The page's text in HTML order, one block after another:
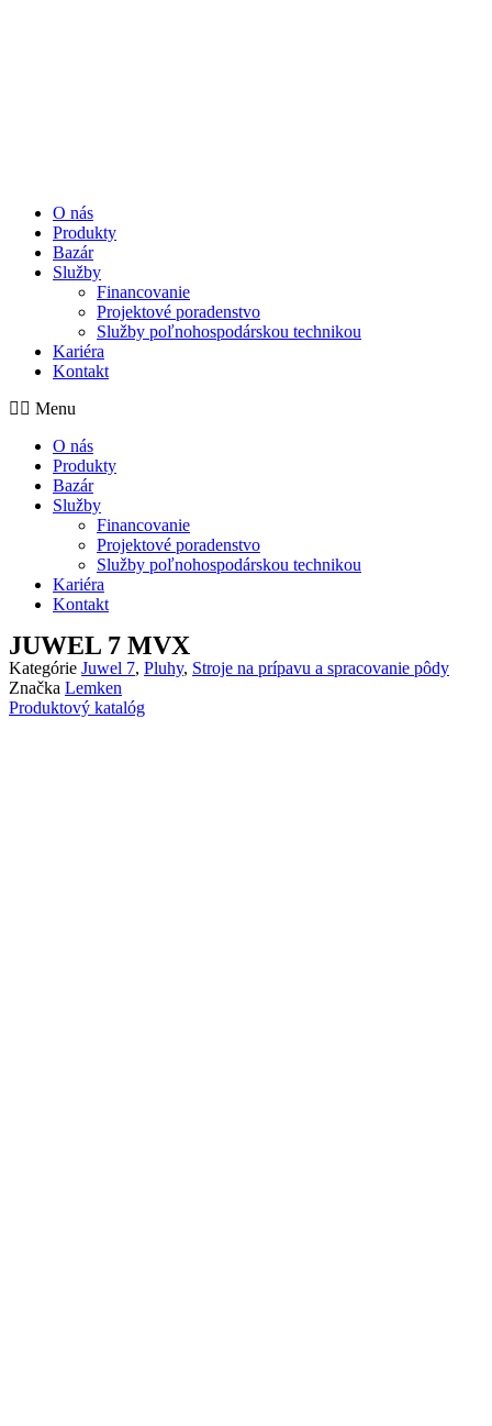
O nás
Produkty
Bazár
Služby
Financovanie
Projektové poradenstvo
Služby poľnohospodárskou technikou
Kariéra
Kontakt
Menu
O nás
Produkty
Bazár
Služby
Financovanie
Projektové poradenstvo
Služby poľnohospodárskou technikou
Kariéra
Kontakt
JUWEL 7 MVX
Kategórie Juwel 7, Pluhy, Stroje na prípavu a spracovanie pôdy
Značka Lemken
Produktový katalóg